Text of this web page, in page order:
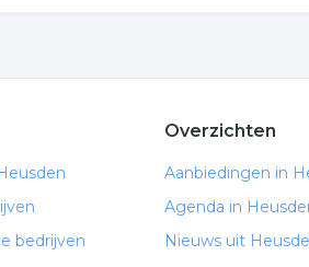
bedrijven
Overzichten
Aanbiedingen in
Agenda in
Nieuws uit